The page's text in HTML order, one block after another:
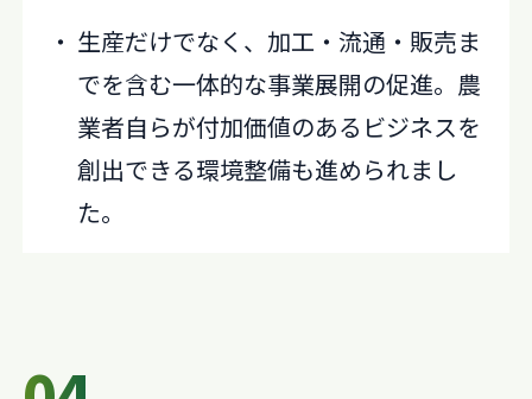
生産だけでなく、加工・流通・販売ま
でを含む一体的な事業展開の促進。農
業者自らが付加価値のあるビジネスを
創出できる環境整備も進められまし
た。